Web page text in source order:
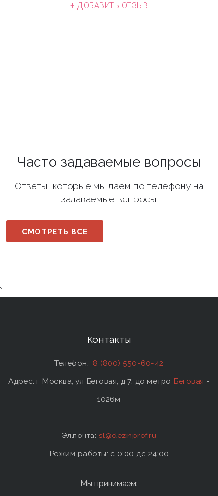
+ ДОБАВИТЬ ОТЗЫВ
Часто задаваемые вопросы
Ответы, которые мы даем по телефону на
задаваемые вопросы
СМОТРЕТЬ ВСЕ
`
Контакты
Телефон: 8 (800) 550-60-42
Адрес: г Москва, ул Беговая, д 7, до метро Беговая -
1026м
Эл.почта: sl@dezinprof.ru
Режим работы: c 0:00 до 24:00
Мы принимаем: